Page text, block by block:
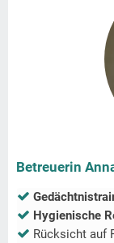
Betreuerin
Hygienische
Rücksicht auf